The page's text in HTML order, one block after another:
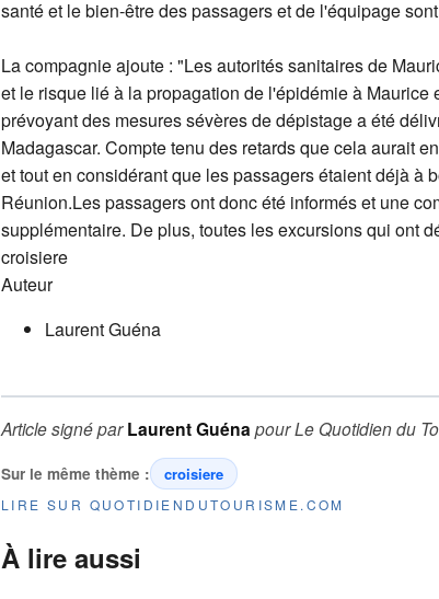
santé et le bien-être des passagers et de l'équipage
La compagnie ajoute : "Les autorités sanitaires de
et le risque lié à la propagation de l'épidémie à
prévoyant des mesures sévères de dépistage a été
Madagascar. Compte tenu des retards que cela aurait
et tout en considérant que les passagers étaient déjà à
Réunion.Les passagers ont donc été informés et une
supplémentaire. De plus, toutes les excursions qui ont
croisiere
Auteur
Laurent Guéna
Article signé parLaurent Guéna pourLe Quotidien du
Sur le même thème : croisiere
LIRE SUR QUOTIDIENDUTOURISME.COM
À lire aussi